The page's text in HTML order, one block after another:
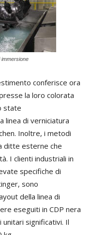
immersione
conferisce ora
la loro colorata
state
linea di verniciatura
Inoltre, i metodi
ditte esterne che
I clienti industriali in
specifiche di
sono
della linea di
eseguiti in CDP nera
significativi. Il